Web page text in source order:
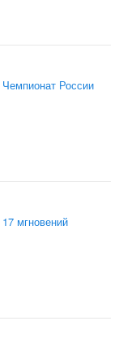
Чемпионат России
17 мгновений